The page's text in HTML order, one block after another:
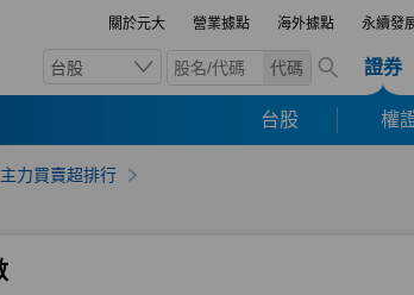
關於元大 營業據點 海外據點 永續發
台股 代碼 證券
台股 權
主力買賣超排行